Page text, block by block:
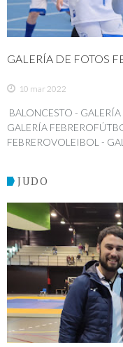
GALERÍA DE FOTOS
10 mar 2022
BALONCESTO -
GALERÍA
FEBREROVOLEIBOL -
JUDO